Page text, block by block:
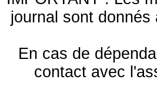
journal sont
En cas de
contact avec